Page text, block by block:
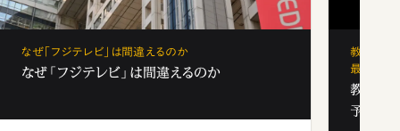
なぜ「フジテレビ」は間違えるのか
なぜ「フジテレビ」は間違えるのか
教育の地
最新勢力
教育の
予備校